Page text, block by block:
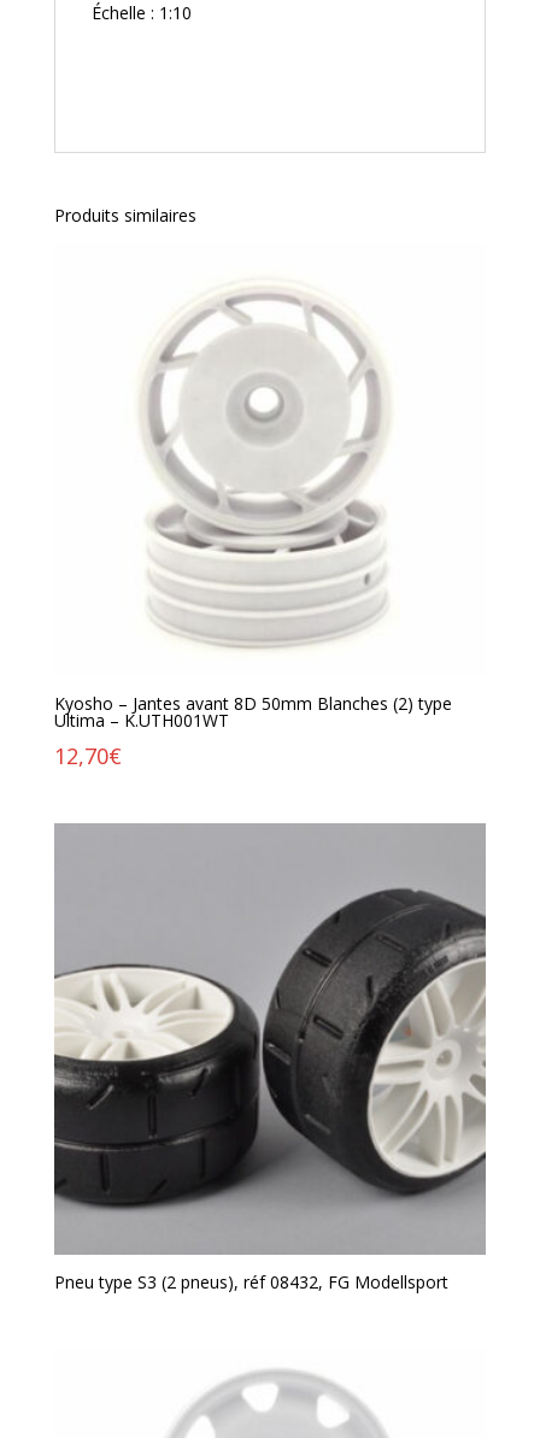
Échelle : 1:10
Produits similaires
Kyosho – Jantes avant 8D 50mm Blanches (2) type
Ultima – K.UTH001WT
12,70€
Pneu type S3 (2 pneus), réf 08432, FG Modellsport